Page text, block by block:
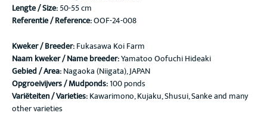
Lengte / Size:50-55 cm
Referentie / Reference:OOF-24-008
Kweker / Breeder:Fukasawa Koi Farm
Naam kweker / Name breeder:Yamatoo Oofuchi Hideaki
Gebied / Area:Nagaoka (Niigata), JAPAN
Opgroeivijvers / Mudponds:100 ponds
Variëteiten / Varieties:Kawarimono, Kujaku, Shusui, Sanke and many
other varieties